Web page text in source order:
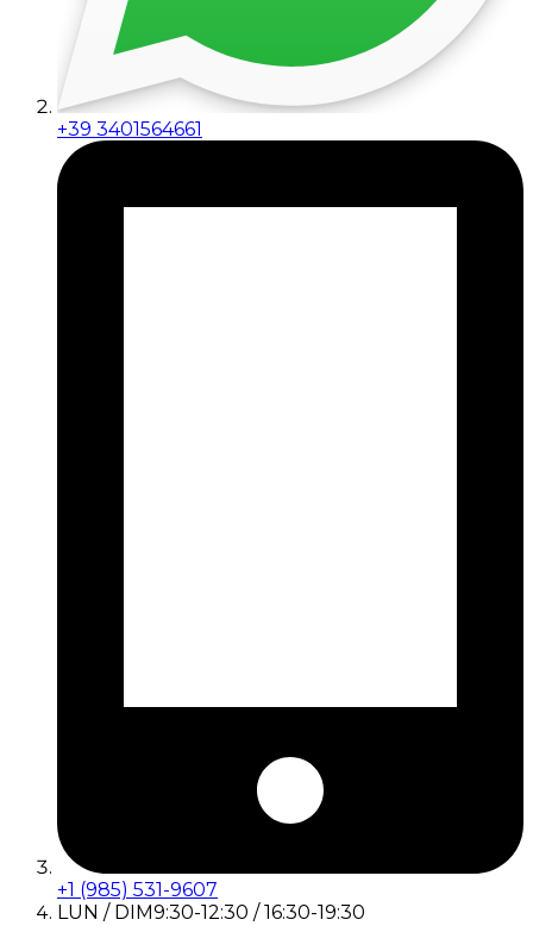
+39 3401564661
+1 (985) 531-9607
LUN / DIM9:30-12:30 / 16:30-19:30